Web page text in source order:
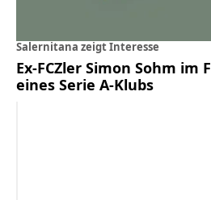
Salernitana zeigt Interesse
Ex-FCZler Simon Sohm im
eines Serie A-Klubs